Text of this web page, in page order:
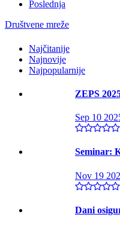
Poslednja
Društvene mreže
Najčitanije
Najnovije
Najpopularnije
ZEPS
Sep 10
Seminar:
Nov 19
Dani